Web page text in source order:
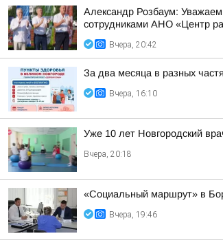
Александр Розбаум:
сотрудниками АНО «Центр
Вчера, 20:42
За два месяца в разных
Вчера, 16:10
Уже 10 лет Новгородский
Вчера, 20:18
«Социальный маршрут» в
Вчера, 19:46